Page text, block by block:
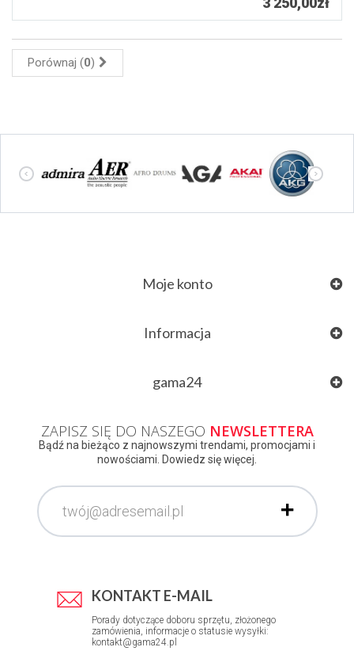
Porównaj (0)
Moje konto
Informacja
gama24
ZAPISZ SIĘ DO NASZEGO NEWSLETTERA
Bądź na bieżąco z najnowszymi trendami, promocjami i
nowościami. Dowiedz się więcej.
KONTAKT E-MAIL
Porady dotyczące doboru sprzętu, złożonego
zamówienia, informacje o statusie wysyłki:
kontakt@gama24.pl